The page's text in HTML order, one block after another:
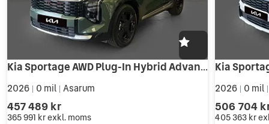
Kia Sportage AWD Plug-In Hybrid Advance
2026 0 mil Asarum
457 489 kr
365 991 krexkl. moms
2026 0 mil
506 704
405 363 kr